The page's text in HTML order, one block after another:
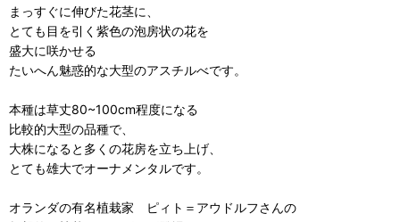
まっすぐに伸びた花茎に、
とても目を引く紫色の泡房状の花を
盛大に咲かせる
たいへん魅惑的な大型のアスチルべです。
本種は草丈80~100cm程度になる
比較的大型の品種で、
大株になると多くの花房を立ち上げ、
とても雄大でオーナメンタルです。
オランダの有名植栽家 ピィト＝アウドルフさんの